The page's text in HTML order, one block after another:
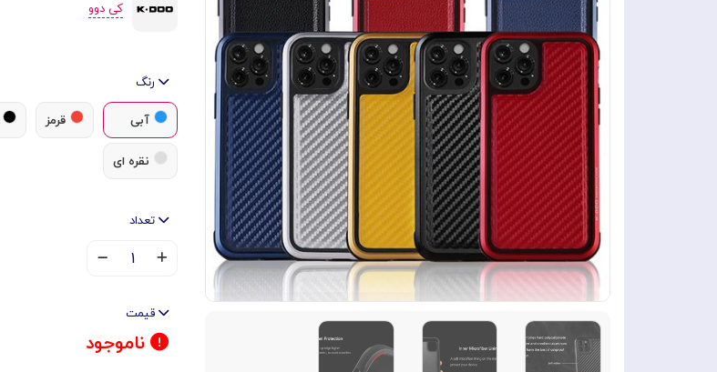
کی دوو
رنگ
آبی قرمز
نقره ای
تعداد
۱
قیمت
ناموجود